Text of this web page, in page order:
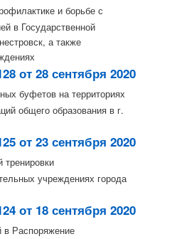
и борьбе с
в Государственной
а также
от 28 сентября 2020
буфетов на территориях
общего образования в г.
от 23 сентября 2020
учреждениях города
от 18 сентября 2020
в Распоряжение